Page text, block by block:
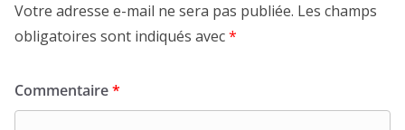
Votre adresse e-mail ne sera pas publiée. Les champs
obligatoires sont indiqués avec*
Commentaire*